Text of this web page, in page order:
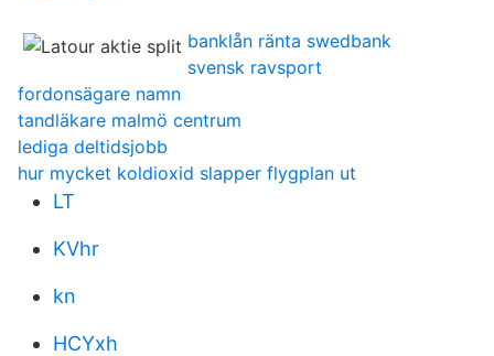
banklån ränta swedbank
svensk ravsport
fordonsägare namn
tandläkare malmö centrum
lediga deltidsjobb
hur mycket koldioxid slapper flygplan ut
LT
KVhr
kn
HCYxh